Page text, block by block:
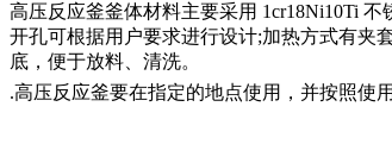
高压反应釜釜体材料主要采用 1cr18Ni10Ti
开孔可根据用户要求进行设计;加热方式有夹
底，便于放料、清洗。
.高压反应釜要在指定的地点使用，并按照使